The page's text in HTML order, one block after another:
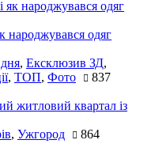
народжувався одяг
, Ексклюзив ЗД,
, ТОП, Фото 837
житловий квартал із
, Ужгород 864